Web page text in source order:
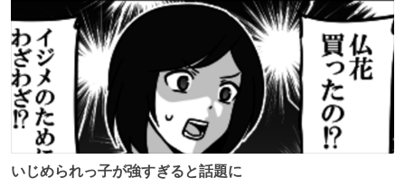
いじめられっ子が強すぎると話題に